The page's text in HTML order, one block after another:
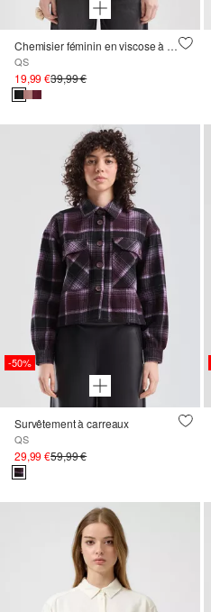
Chemisier féminin en viscose à smocks
QS
19,99 €39,99 €
-50%
Survêtement à carreaux
QS
29,99 €59,99 €